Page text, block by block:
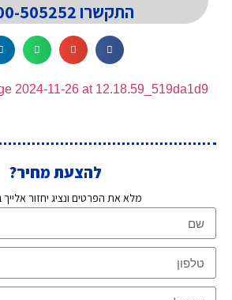
התקשרו 1700-505252
להצעת מחיר?
מלא את הפרטים ונציג יחזור